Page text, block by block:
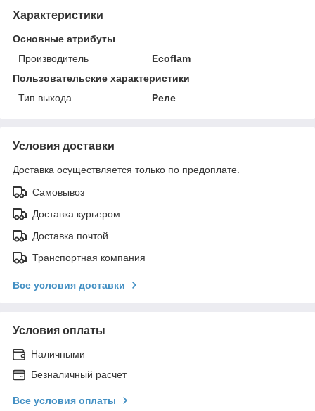
Характеристики
Основные атрибуты
Производитель
Ecoflam
Пользовательские характеристики
Тип выхода
Реле
Условия доставки
Доставка осуществляется только по предоплате.
Самовывоз
Доставка курьером
Доставка почтой
Транспортная компания
Все условия доставки
Условия оплаты
Наличными
Безналичный расчет
Все условия оплаты